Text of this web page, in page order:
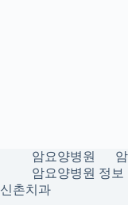
암요양병원
암요양병원 정보
신촌치과